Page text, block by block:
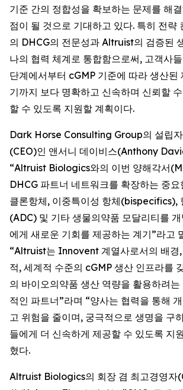
기준 간의 정합성을 확보하는 문제를 해
점이 될 것으로 기대하고 있다. 특히 전략
의 DHCG의 전문성과 Altruist의 검증된
나의 협력 체계로 통합함으로써, 고객사
단계에서부터 cGMP 기준에 따라 생산된
기까지 보다 명확하고 신속하며 신뢰할
할 수 있도록 지원할 계획이다.
Dark Horse Consulting Group의 설립
(CEO)인 앤서니 데이비스(Anthony
“Altruist Biologics와의 이번 양해각서
DHCG 파트너 네트워크를 확장하는 중
클론항체, 이중특이성 항체(bispecifics),
(ADC) 및 기타 생물의약품 모달리티를
에게 새로운 기회를 제공하는 계기”라고
“Altruist는 Innovent 계열사로서의 배경,
적, 세계적 수준의 cGMP 생산 인프라를
의 바이오의약품 생산 역량을 활용하려
적인 파트너”라며 “양사는 협력을 통해
고 위험을 줄이며, 궁극적으로 생명을 구
들에게 더 신속하게 제공할 수 있도록 지
혔다.
Altruist Biologics의 회장 겸 최고경영자